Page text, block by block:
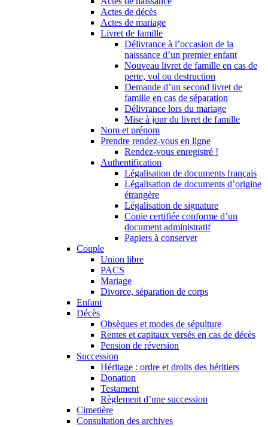
Actes de décès
Actes de mariage
Livret de famille
Délivrance à l’occasion de la
naissance d’un premier enfant
Nouveau livret de famille en cas de
perte, vol ou destruction
Demande d’un second livret de
famille en cas de séparation
Délivrance lors du mariage
Mise à jour du livret de famille
Nom et prénom
Prendre rendez-vous en ligne
Rendez-vous enregistré !
Authentification
Légalisation de documents français
Légalisation de documents d’origine
étrangère
Légalisation de signature
Copie certifiée conforme d’un
document administratif
Papiers à conserver
Couple
Union libre
PACS
Mariage
Divorce, séparation de corps
Enfant
Décès
Obsèques et modes de sépulture
Rentes et capitaux versés en cas de décès
Pension de réversion
Succession
Héritage : ordre et droits des héritiers
Donation
Testament
Règlement d’une succession
Cimetière
Consultation des archives